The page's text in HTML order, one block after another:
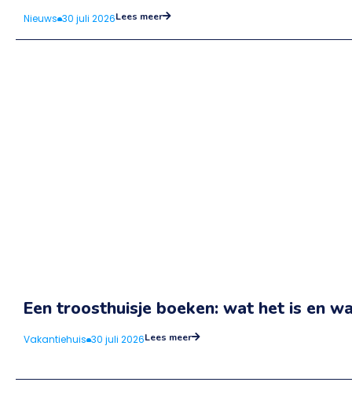
Nieuws 30 juli 2026Lees meer
Een troosthuisje boeken: wat het is en
Vakantiehuis 30 juli 2026Lees meer